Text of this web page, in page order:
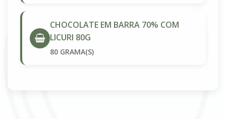
CHOCOLATE EM BARRA 70% COM
LICURI 80G
80 GRAMA(S)